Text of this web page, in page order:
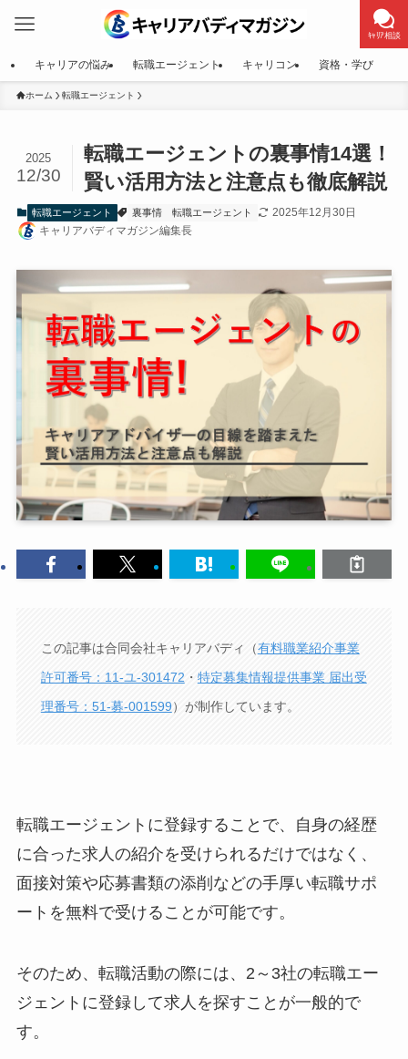
ｷｬﾘｱ相談
キャリアの悩み 転職エージェント キャリコン 資格・学び
ホーム 転職エージェント
転職エージェントの裏事情14選！
賢い活用方法と注意点も徹底解説
2025
12/30
転職エージェント 裏事情 転職エージェント
2025年12月30日
キャリアバディマガジン編集長
この記事は合同会社キャリアバディ（有料職業紹介事業
許可番号：11-ユ-301472 ・ 特定募集情報提供事業 届出受
理番号：51-募-001599）が制作しています。
転職エージェントに登録することで、自身の経歴
に合った求人の紹介を受けられるだけではなく、
面接対策や応募書類の添削などの手厚い転職サポ
ートを無料で受けることが可能です。
そのため、転職活動の際には、2～3社の転職エー
ジェントに登録して求人を探すことが一般的で
す。